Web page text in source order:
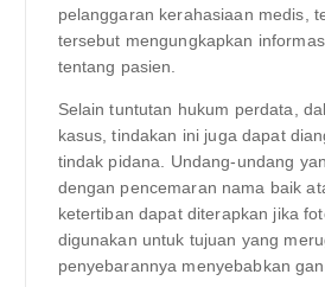
pelanggaran kerahasiaan medis,
tersebut mengungkapkan
tentang pasien.
Selain tuntutan hukum perdata,
kasus, tindakan ini juga dapat
tindak pidana. Undang-undang
dengan pencemaran nama baik
ketertiban dapat diterapkan jika
digunakan untuk tujuan yang
penyebarannya menyebabkan